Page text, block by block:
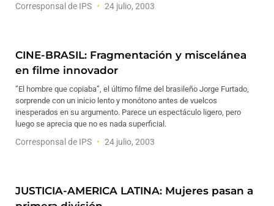
Corresponsal de IPS 24 julio, 2003
CINE-BRASIL: Fragmentación y miscelánea
en filme innovador
”El hombre que copiaba”, el último filme del brasileño Jorge Furtado,
sorprende con un inicio lento y monótono antes de vuelcos
inesperados en su argumento. Parece un espectáculo ligero, pero
luego se aprecia que no es nada superficial.
Corresponsal de IPS 24 julio, 2003
JUSTICIA-AMERICA LATINA: Mujeres pasan a